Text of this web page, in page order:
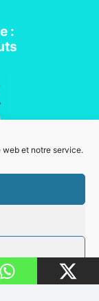
web et notre service.
: